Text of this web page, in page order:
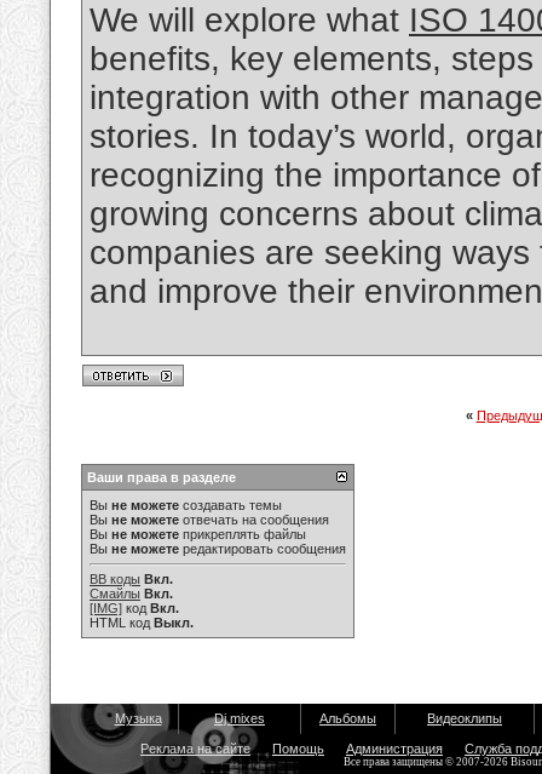
We will explore what ISO
benefits, key elements,
integration with other
stories. In today’s world,
recognizing the importance
growing concerns about
companies are seeking
and improve their
«
Ваши права в разделе
Вы не можете создавать темы
Вы не можете отвечать на сообщения
Вы не можете прикреплять файлы
Вы не можете редактировать сообщения
BB коды Вкл.
Смайлы Вкл.
[IMG] код Вкл.
HTML код Выкл.
Музыка Dj mixes Альбомы Видеоклипы
Реклама на сайте Помощь Администрация Служба
Все права защищены © 2007-2026